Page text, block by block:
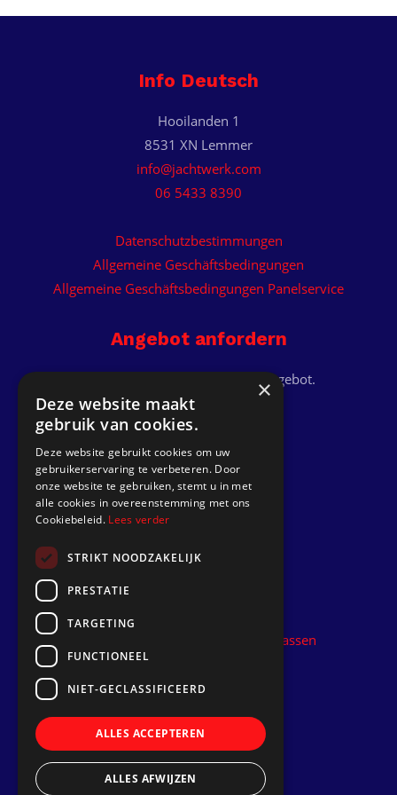
Info Deutsch
Hooilanden 1
8531 XN Lemmer
info@jachtwerk.com
06 5433 8390
Datenschutzbestimmungen
Allgemeine Geschäftsbedingungen
Allgemeine Geschäftsbedingungen Panelservice
Angebot anfordern
Erhalten Sie ein individuelles Angebot.
Anfrage
Gehen zu
Dek Designer
Projekte
Kunststoff-Teakdeck installieren lassen
Folgen Sie uns
×
Deze website maakt
gebruik van cookies.
Deze website gebruikt cookies om uw
gebruikerservaring te verbeteren. Door
onze website te gebruiken, stemt u in met
alle cookies in overeenstemming met ons
Cookiebeleid. Lees verder
STRIKT NOODZAKELIJK
PRESTATIE
TARGETING
FUNCTIONEEL
NIET-GECLASSIFICEERD
ALLES ACCEPTEREN
ALLES AFWIJZEN